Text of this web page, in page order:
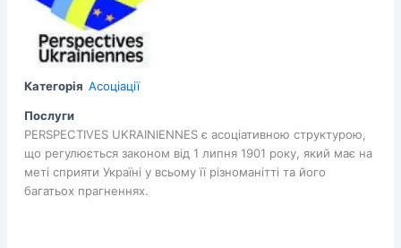
Категорія Асоціації
Послуги
PERSPECTIVES UKRAINIENNES є асоціативною структурою,
що регулюється законом від 1 липня 1901 року, який має на
меті сприяти Україні у всьому її різноманітті та його
багатьох прагненнях.